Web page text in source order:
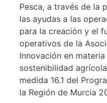
Pesca, a través de la
las ayudas a las
para la creación y el
operativos de la
Innovación en
sostenibilidad
medida 16.1 del
la Región de Murcia